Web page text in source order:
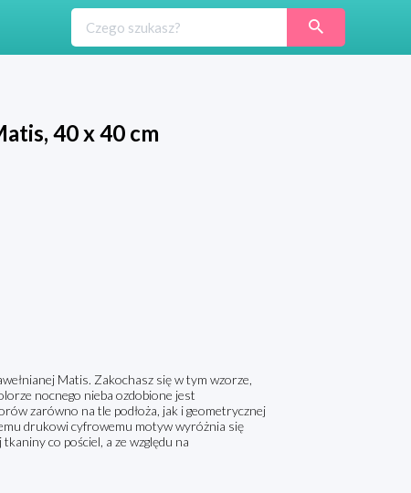
40 x 40 cm
Matis. Zakochasz się w tym wzorze,
nocnego nieba ozdobione jest
zarówno na tle podłoża, jak i geometrycznej
drukowi cyfrowemu motyw wyróżnia się
co pościel, a ze względu na